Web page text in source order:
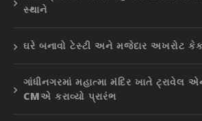
સ્થાને
ઘરે બનાવો ટેસ્ટી અને મજેદાર અખરોટ
ગાંધીનગરમાં મહાત્મા મંદિર ખાતે ટ્રાવેલ
CMએ કરાવ્યો પ્રારંભ